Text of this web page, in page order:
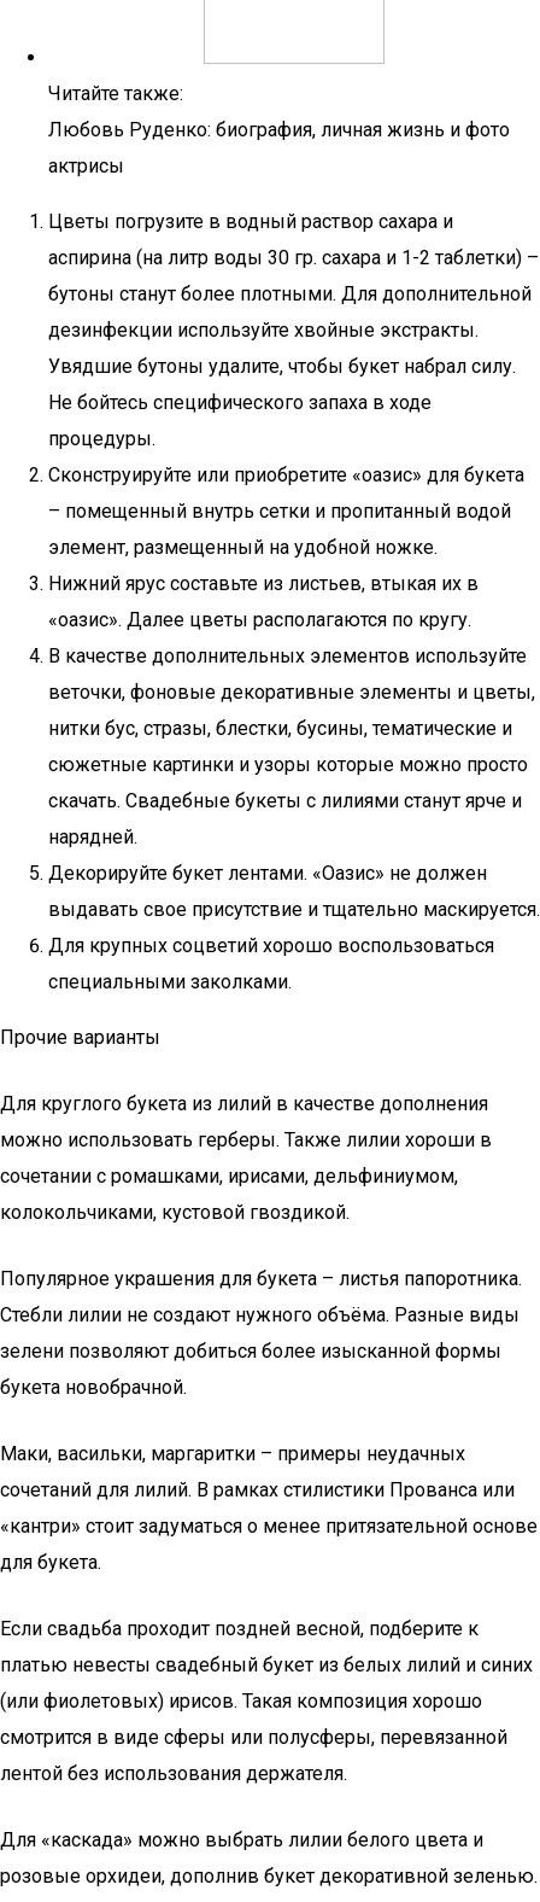
Читайте также:
Любовь Руденко: биография, личная жизнь и фото
актрисы
Цветы погрузите в водный раствор сахара и
аспирина (на литр воды 30 гр. сахара и 1-2 таблетки) –
бутоны станут более плотными. Для дополнительной
дезинфекции используйте хвойные экстракты.
Увядшие бутоны удалите, чтобы букет набрал силу.
Не бойтесь специфического запаха в ходе
процедуры.
Сконструируйте или приобретите «оазис» для букета
– помещенный внутрь сетки и пропитанный водой
элемент, размещенный на удобной ножке.
Нижний ярус составьте из листьев, втыкая их в
«оазис». Далее цветы располагаются по кругу.
В качестве дополнительных элементов используйте
веточки, фоновые декоративные элементы и цветы,
нитки бус, стразы, блестки, бусины, тематические и
сюжетные картинки и узоры которые можно просто
скачать. Свадебные букеты с лилиями станут ярче и
нарядней.
Декорируйте букет лентами. «Оазис» не должен
выдавать свое присутствие и тщательно маскируется.
Для крупных соцветий хорошо воспользоваться
специальными заколками.
Прочие варианты
Для круглого букета из лилий в качестве дополнения
можно использовать герберы. Также лилии хороши в
сочетании с ромашками, ирисами, дельфиниумом,
колокольчиками, кустовой гвоздикой.
Популярное украшения для букета – листья папоротника.
Стебли лилии не создают нужного объёма. Разные виды
зелени позволяют добиться более изысканной формы
букета новобрачной.
Маки, васильки, маргаритки – примеры неудачных
сочетаний для лилий. В рамках стилистики Прованса или
«кантри» стоит задуматься о менее притязательной основе
для букета.
Если свадьба проходит поздней весной, подберите к
платью невесты свадебный букет из белых лилий и синих
(или фиолетовых) ирисов. Такая композиция хорошо
смотрится в виде сферы или полусферы, перевязанной
лентой без использования держателя.
Для «каскада» можно выбрать лилии белого цвета и
розовые орхидеи, дополнив букет декоративной зеленью.